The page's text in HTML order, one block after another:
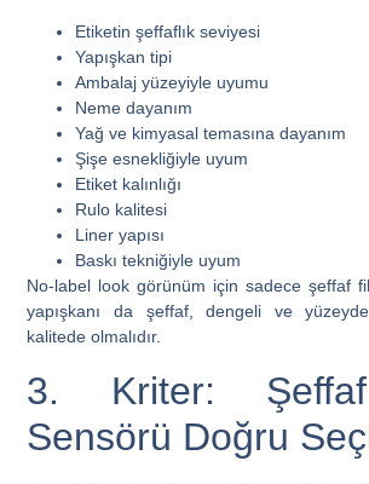
Etiketin şeffaflık seviyesi
Yapışkan tipi
Ambalaj yüzeyiyle uyumu
Neme dayanım
Yağ ve kimyasal temasına dayanım
Şişe esnekliğiyle uyum
Etiket kalınlığı
Rulo kalitesi
Liner yapısı
Baskı tekniğiyle uyum
No-label look görünüm için sadece şeffaf
yapışkanı da şeffaf, dengeli ve
kalitede olmalıdır.
3. Kriter:
Sensörü Doğru